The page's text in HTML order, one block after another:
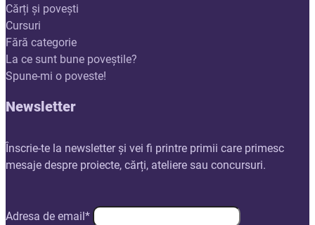
Cărți și povești
Cursuri
Fără categorie
La ce sunt bune poveștile?
Spune-mi o poveste!
Newsletter
Înscrie-te la newsletter și vei fi printre primii care primesc
mesaje despre proiecte, cărți, ateliere sau concursuri.
Adresa de email*